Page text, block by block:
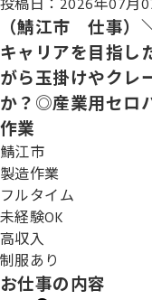
投稿日：2026年07月
（鯖江市 仕事）
キャリアを目指
がら玉掛けやクレ
か？◎産業用セロ
作業
鯖江市
製造作業
フルタイム
未経験OK
高収入
制服あり
お仕事の内容